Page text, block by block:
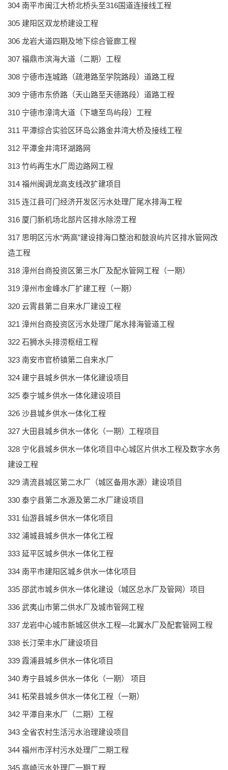
304 南平市闽江大桥北桥头至316国道连接线工程
305 建阳区双龙桥建设工程
306 龙岩大道四期及地下综合管廊工程
307 福鼎市滨海大道（二期）工程
308 宁德市连城路（疏港路至学院路段）道路工程
309 宁德市东侨路（天山路至天德路段）道路工程
310 宁德市漳湾大道（下塘至鸟屿段）工程
311 平潭综合实验区环岛公路金井湾大桥及接线工程
312 平潭金井湾环湖路网
313 竹屿再生水厂周边路网工程
314 福州闽调龙高支线改扩建项目
315 连江县可门经济开发区污水处理厂尾水排海工程
316 厦门新机场北部片区排水除涝工程
317 思明区污水“两高”建设排海口整治和鼓浪屿片区排水管网改
造工程
318 漳州台商投资区第三水厂及配水管网工程（一期）
319 漳州市金峰水厂扩建工程（一期）
320 云霄县第二自来水厂建设工程
321 漳州台商投资区污水处理厂尾水排海管道工程
322 石狮水头排涝枢纽工程
323 南安市官桥镇第二自来水厂
324 建宁县城乡供水一体化建设项目
325 泰宁城乡供水一体化建设项目
326 沙县城乡供水一体化工程
327 大田县城乡供水一体化（一期）工程项目
328 宁化县城乡供水一体化项目中心城区片供水工程及数字水务
建设工程
329 清流县城区第二水厂（城区备用水源）建设项目
330 泰宁县第二水源及第二水厂建设项目
331 仙游县城乡供水一体化项目
332 浦城县城乡供水一体化工程
333 延平区城乡供水一体化工程
334 南平市建阳区城乡供水一体化项目
335 邵武市城乡供水一体化建设（城区总水厂及管网）项目
336 武夷山市第二供水厂及城市管网工程
337 龙岩中心城市新城区供水工程—北翼水厂及配套管网工程
338 长汀荣丰水厂建设项目
339 霞浦县城乡供水一体化项目
340 寿宁县城乡供水一体化（一期） 项目
341 柘荣县城乡供水一体化工程（一期）
342 平潭自来水厂（二期）工程
343 全省农村生活污水治理建设项目
344 福州市浮村污水处理厂二期工程
345 高崎污水处理厂一期工程